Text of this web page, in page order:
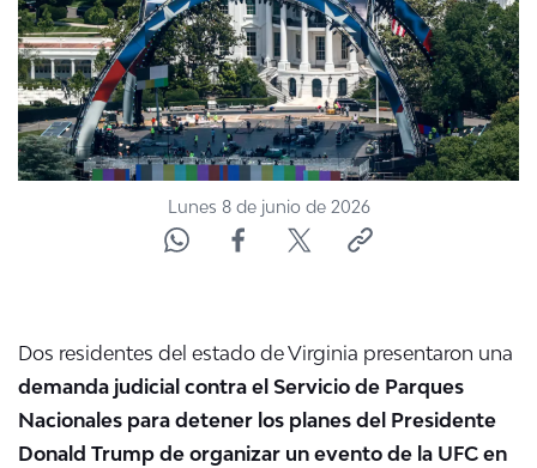
CORPORATIVO Y TRANSPARENCIA
CANAL DE DENUNCIAS
ÁREA DE PROYECTOS
Lunes 8 de junio de 2026
Dos residentes del estado de Virginia presentaron una
demanda judicial contra el Servicio de Parques
Nacionales para detener los planes del Presidente
Donald Trump de organizar un evento de la UFC en